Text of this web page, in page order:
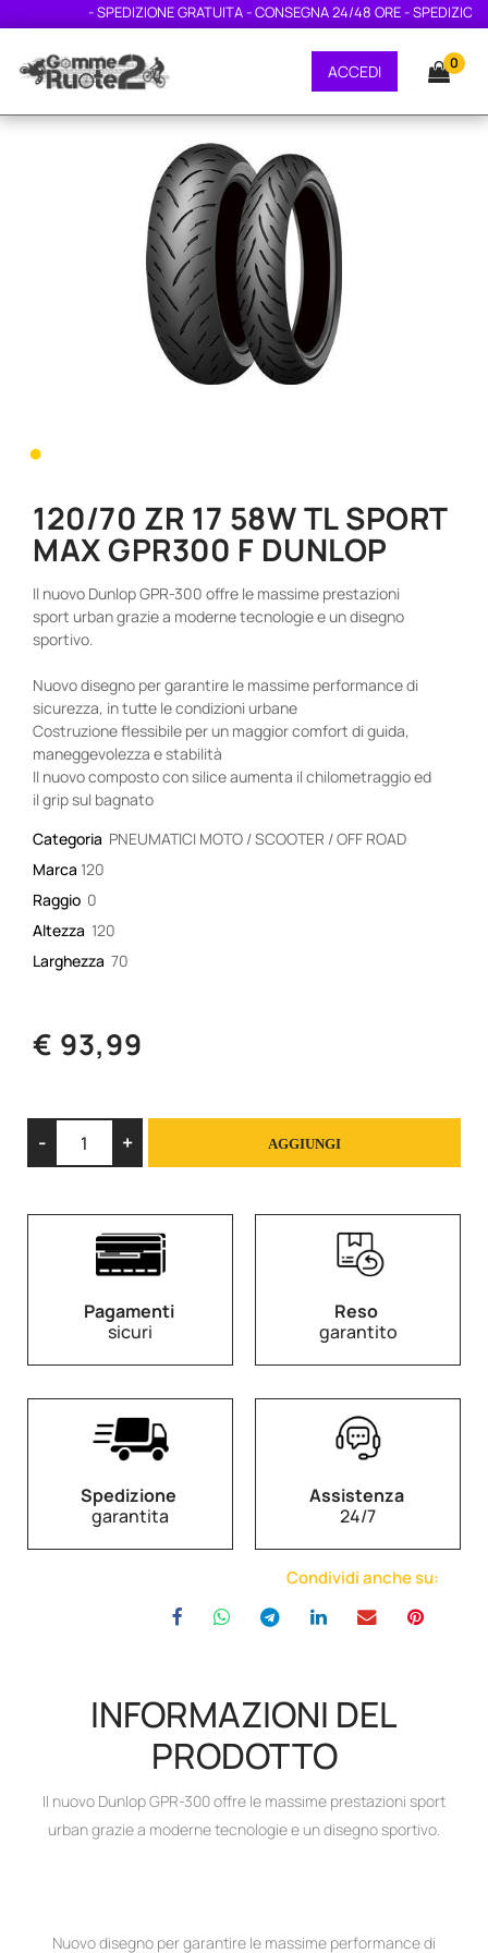
- SPEDIZIONE GRATUITA - CONSEGNA 24/48 ORE -
ACCEDI 0
•
120/70 ZR 17 58W TL SPORT
MAX GPR300 F DUNLOP
Il nuovo Dunlop GPR-300 offre le massime prestazioni
sport urban grazie a moderne tecnologie e un disegno
sportivo.
Nuovo disegno per garantire le massime performance di
sicurezza, in tutte le condizioni urbane
Costruzione flessibile per un maggior comfort di guida,
maneggevolezza e stabilità
Il nuovo composto con silice aumenta il chilometraggio ed
il grip sul bagnato
Categoria PNEUMATICI MOTO / SCOOTER / OFF ROAD
Marca 120
Raggio 0
Altezza 120
Larghezza 70
€ 93,99
AGGIUNGI
Pagamenti
sicuri
Reso
garantito
Spedizione
garantita
Assistenza
24/7
Condividi anche su:
INFORMAZIONI DEL
PRODOTTO
Il nuovo Dunlop GPR-300 offre le massime prestazioni sport
urban grazie a moderne tecnologie e un disegno sportivo.
Nuovo disegno per garantire le massime performance di